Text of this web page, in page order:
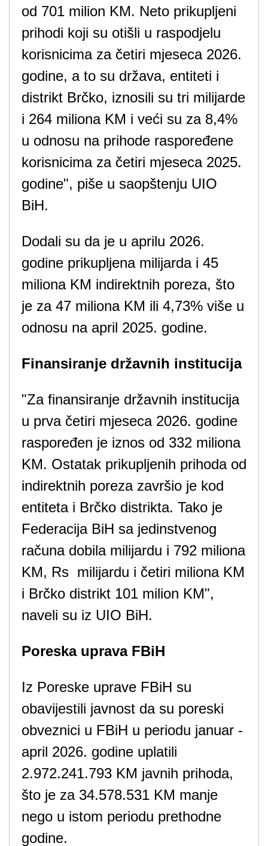
od 701 milion KM. Neto prikupljeni
prihodi koji su otišli u raspodjelu
korisnicima za četiri mjeseca 2026.
godine, a to su država, entiteti i
distrikt Brčko, iznosili su tri milijarde
i 264 miliona KM i veći su za 8,4%
u odnosu na prihode raspoređene
korisnicima za četiri mjeseca 2025.
godine", piše u saopštenju UIO
BiH.
Dodali su da je u aprilu 2026.
godine prikupljena milijarda i 45
miliona KM indirektnih poreza, što
je za 47 miliona KM ili 4,73% više u
odnosu na april 2025. godine.
Finansiranje državnih institucija
"Za finansiranje državnih institucija
u prva četiri mjeseca 2026. godine
raspoređen je iznos od 332 miliona
KM. Ostatak prikupljenih prihoda od
indirektnih poreza završio je kod
entiteta i Brčko distrikta. Tako je
Federacija BiH sa jedinstvenog
računa dobila milijardu i 792 miliona
KM, Rs milijardu i četiri miliona KM
i Brčko distrikt 101 milion KM",
naveli su iz UIO BiH.
Poreska uprava FBiH
Iz Poreske uprave FBiH su
obavijestili javnost da su poreski
obveznici u FBiH u periodu januar -
april 2026. godine uplatili
2.972.241.793 KM javnih prihoda,
što je za 34.578.531 KM manje
nego u istom periodu prethodne
godine.